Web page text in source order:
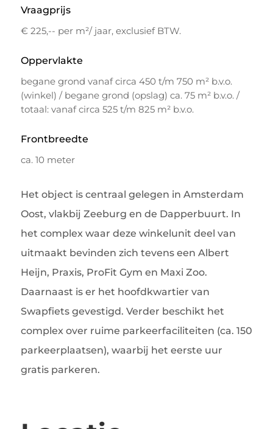
Vraagprijs
€ 225,-- per m²/ jaar, exclusief BTW.
Oppervlakte
begane grond vanaf circa 450 t/m 750 m² b.v.o.
(winkel) / begane grond (opslag) ca. 75 m² b.v.o. /
totaal: vanaf circa 525 t/m 825 m² b.v.o.
Frontbreedte
ca. 10 meter
Het object is centraal gelegen in Amsterdam
Oost, vlakbij Zeeburg en de Dapperbuurt. In
het complex waar deze winkelunit deel van
uitmaakt bevinden zich tevens een Albert
Heijn, Praxis, ProFit Gym en Maxi Zoo.
Daarnaast is er het hoofdkwartier van
Swapfiets gevestigd. Verder beschikt het
complex over ruime parkeerfaciliteiten (ca. 150
parkeerplaatsen), waarbij het eerste uur
gratis parkeren.